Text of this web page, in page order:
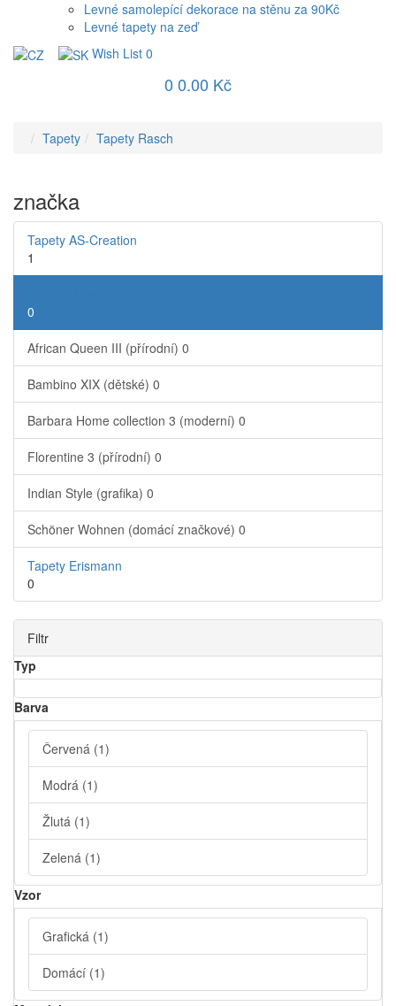
Levné samolepící dekorace na stěnu za 90Kč
Levné tapety na zeď
Wish List 0
0 0.00 Kč
Tapety Tapety Rasch
značka
Tapety AS-Creation
1
0
African Queen III (přírodní) 0
Bambino XIX (dětské) 0
Barbara Home collection 3 (moderní) 0
Florentine 3 (přírodní) 0
Indian Style (grafika) 0
Schöner Wohnen (domácí značkové) 0
Tapety Erismann
0
Filtr
Typ
Barva
Červená (1)
Modrá (1)
Žlutá (1)
Zelená (1)
Vzor
Grafická (1)
Domácí (1)